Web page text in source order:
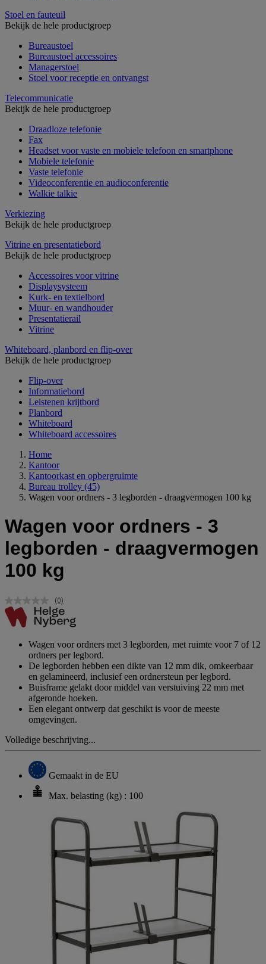
Stoel en fauteuil
Bekijk de hele productgroep
Bureaustoel
Bureaustoel accessoires
Managerstoel
Stoel voor receptie en ontvangst
Telecommunicatie
Bekijk de hele productgroep
Draadloze telefonie
Fax
Headset voor vaste en mobiele telefoon en smartphone
Mobiele telefonie
Vaste telefonie
Videoconferentie en audioconferentie
Walkie talkie
Verkiezing
Bekijk de hele productgroep
Vitrine en presentatiebord
Bekijk de hele productgroep
Accessoires voor vitrine
Displaysysteem
Kurk- en textielbord
Muur- en wandhouder
Presentatierail
Vitrine
Whiteboard, planbord en flip-over
Bekijk de hele productgroep
Flip-over
Informatiebord
Leistenen krijtbord
Planbord
Whiteboard
Whiteboard accessoires
Home
Kantoor
Kantoorkast en opbergruimte
Bureau trolley (45)
Wagen voor ordners - 3 legborden - draagvermogen 100 kg
Wagen voor ordners - 3
legborden - draagvermogen
100 kg
Geen
scorewaarde.
Dezelfde
(0)
Wagen voor ordners met 3 legborden, met ruimte voor 7 of 12
ordners per legbord.
De legborden hebben een dikte van 12 mm dik, omkeerbaar
en gelamineerd, inclusief een ordnersteun per legbord.
Buisframe gelakt door middel van verstuiving 22 mm met
afgeronde hoeken.
Een elegant ontwerp dat geschikt is voor de meeste
omgevingen.
Volledige beschrijving...
Gemaakt in de EU
Max. belasting (kg) : 100